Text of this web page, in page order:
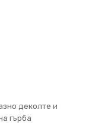
деколте и
гърба